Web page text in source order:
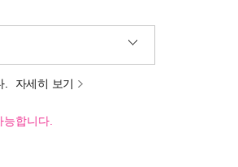
자세히 보기
합니다.